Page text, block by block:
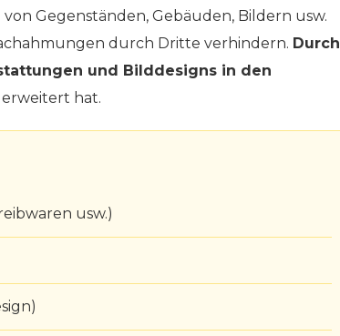
Gegenständen, Gebäuden, Bildern usw.
durch Dritte verhindern. Durch
und Bilddesigns in den
hat.
usw.)